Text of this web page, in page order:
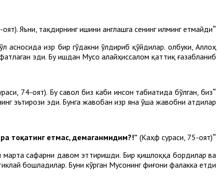
“Мен билан бирга сабр қилишга тоқатинг сира етмайди, демаганмидим?!”
Яъни, тақдирнинг ишини англашга сенинг илминг етмайди.
Ҳизр бир гўдакни ўлдириб қўйдилар. Ҳолбуки, Аллоҳ
эди. Бу ишдан Мусо алайҳиссалом қаттиқ ғазабланиб:
“Ҳеч кимни ўлдирмаган бир бегуноҳ жонни ўлдирдингиз-а?! Ҳақиқатан, хунук иш қилдингиз!”
74-оят). Бу савол биз каби инсон табиатида бўлган, биз
эътирози эди. Бунга жавобан Ҳизр яна ўша жавобни атдилар:
“Сенга мен билан бирга сабр қилишга сира тоқатинг етмас, демаганмидим?!”
(Каҳф сураси, 75-оят).
марта сафарни давом эттиришди. Бир қишлоққа бордилар ва
бошладилар. Буни кўрган Мусонинг фиғони фалакка етди.